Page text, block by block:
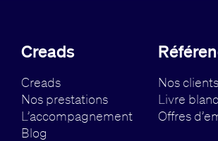
Creads
Creads
Nos prestations
L’accompagnement
Blog
Nos clients
Livre blanc
Offres